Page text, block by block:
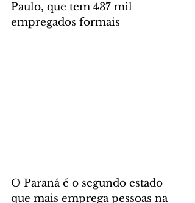
Paulo, que tem 437 mil
empregados formais
O Paraná é o segundo estado
que mais emprega pessoas na